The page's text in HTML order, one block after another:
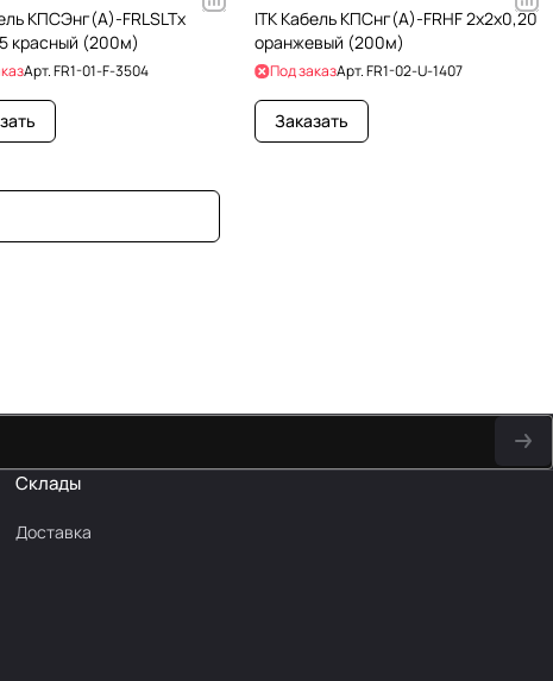
КПСЭнг(А)-FRLSLTх
красный (200м)
Арт.FR1-01-F-3504
ITK Кабель КПСнг(А)-FRHF 2х2х0,20
оранжевый (200м)
Под заказАрт.FR1-02-U-1407
Заказать
Склады
Доставка